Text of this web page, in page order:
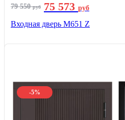
79 550руб 75 573 руб
Входная дверь М651 Z
-5%